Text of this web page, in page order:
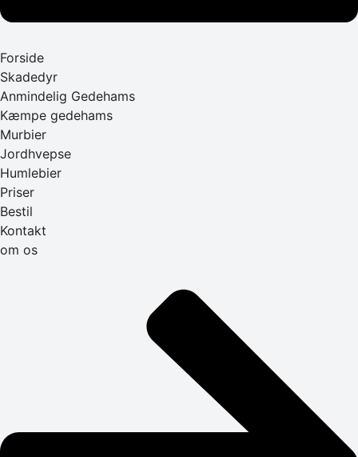
Forside
Skadedyr
Anmindelig Gedehams
Kæmpe gedehams
Murbier
Jordhvepse
Humlebier
Priser
Bestil
Kontakt
om os